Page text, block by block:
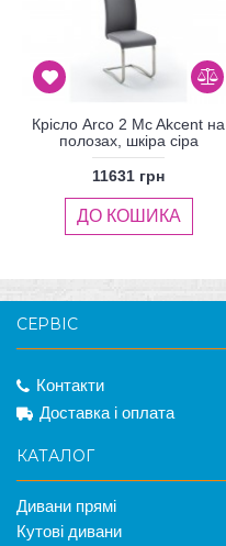
Крісло Arco 2 Mc Akcent на
полозах, шкіра сіра
11631 грн
ДО КОШИКА
СЕРВІС
Контакти
Доставка і оплата
КАТАЛОГ
Дивани прямі
Кутові дивани